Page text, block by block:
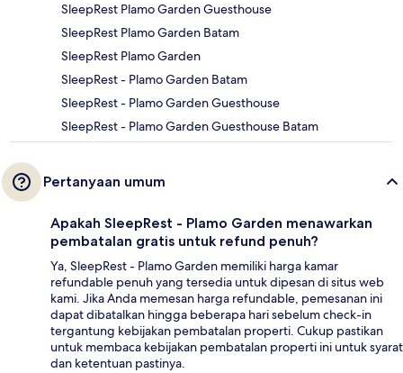
SleepRest Plamo Garden Guesthouse
SleepRest Plamo Garden Batam
SleepRest Plamo Garden
SleepRest - Plamo Garden Batam
SleepRest - Plamo Garden Guesthouse
SleepRest - Plamo Garden Guesthouse Batam
Pertanyaan umum
Apakah SleepRest - Plamo Garden menawarkan
pembatalan gratis untuk refund penuh?
Ya, SleepRest - Plamo Garden memiliki harga kamar
refundable penuh yang tersedia untuk dipesan di situs web
kami. Jika Anda memesan harga refundable, pemesanan ini
dapat dibatalkan hingga beberapa hari sebelum check-in
tergantung kebijakan pembatalan properti. Cukup pastikan
untuk membaca kebijakan pembatalan properti ini untuk syarat
dan ketentuan pastinya.